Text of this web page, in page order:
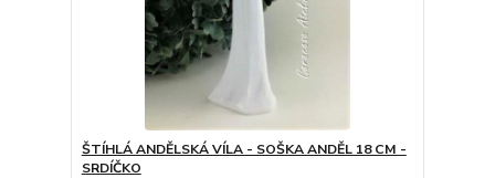
ŠTÍHLÁ ANDĚLSKÁ VÍLA - SOŠKA ANDĚL 18 CM -
SRDÍČKO